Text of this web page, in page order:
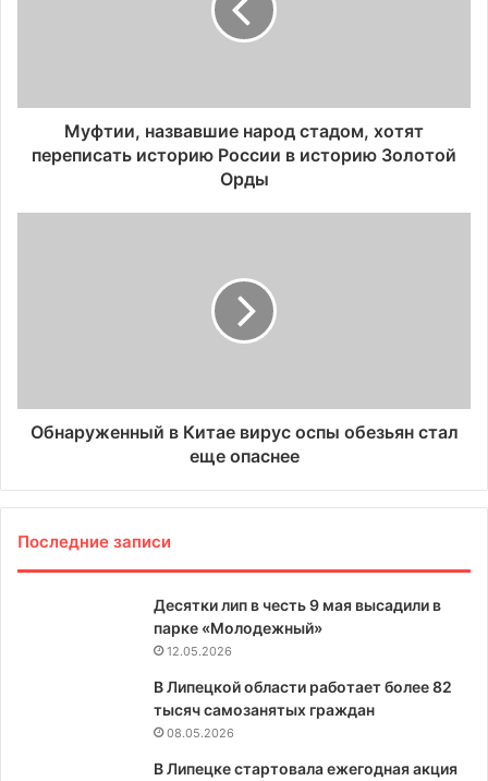
Муфтии, назвавшие народ стадом, хотят
переписать историю России в историю Золотой
Орды
Обнаруженный в Китае вирус оспы обезьян стал
еще опаснее
Последние записи
Десятки лип в честь 9 мая высадили в
парке «Молодежный»
12.05.2026
В Липецкой области работает более 82
тысяч самозанятых граждан
08.05.2026
В Липецке стартовала ежегодная акция